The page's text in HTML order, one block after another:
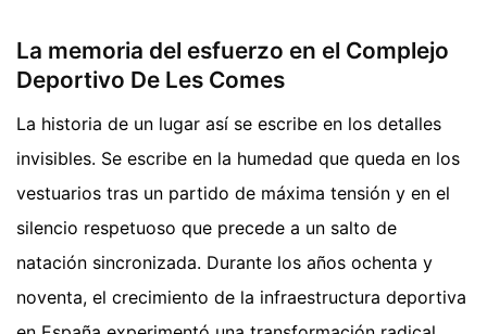
La memoria del esfuerzo en el Complejo
Deportivo De Les Comes
La historia de un lugar así se escribe en los detalles
invisibles. Se escribe en la humedad que queda en los
vestuarios tras un partido de máxima tensión y en el
silencio respetuoso que precede a un salto de
natación sincronizada. Durante los años ochenta y
noventa, el crecimiento de la infraestructura deportiva